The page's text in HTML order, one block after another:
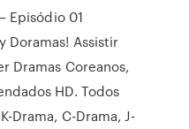
Episódio 01
Doramas! Assistir
Dramas Coreanos,
HD. Todos
Drama, C-Drama, J-